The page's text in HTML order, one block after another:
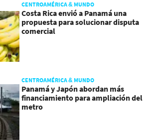
CENTROAMÉRICA & MUNDO
Costa Rica envió a Panamá una
propuesta para solucionar disputa
comercial
CENTROAMÉRICA & MUNDO
Panamá y Japón abordan más
financiamiento para ampliación del
metro